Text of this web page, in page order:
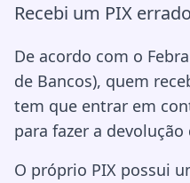
Recebi um PIX
De acordo com o
de Bancos), quem
tem que entrar em
para fazer a devolução
O próprio PIX possui